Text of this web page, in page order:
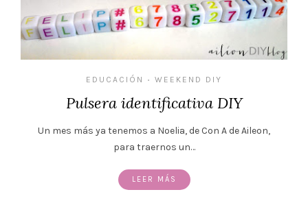
EDUCACIÓN • WEEKEND DIY
Pulsera identificativa DIY
Un mes más ya tenemos a Noelia, de Con A de Aileon,
para traernos un…
LEER MÁS